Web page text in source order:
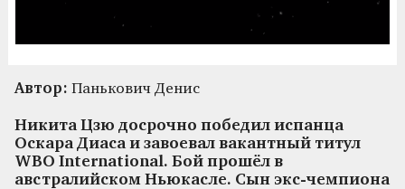
Автор: Панькович Денис
Никита Цзю досрочно победил испанца
Оскара Диаса и завоевал вакантный титул
WBO International. Бой прошёл в
австралийском Ньюкасле. Сын экс-чемпиона